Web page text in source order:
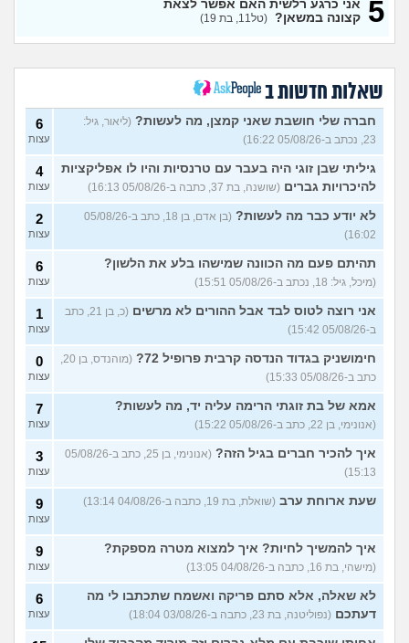
מה התפקיד? (הי, בן 19)
מנהל רשת בחיל התקשוב או
לוחם הגנה אווירית?
בן 19)
שתי אופציות קשות לפני
השירות בצה"ל (ניצן, בן 18)
2
עצות
התנשקתי עם מישהו מהבסיס
מרגישה לגבי זה (תמר, בת 20)
6
אפשרי לקבל מנ״תית בסירוב
בבאקום?
(ליה, בת 20)
0
עצות
מסלול אופק מודיעין - האם
2
מה לסמן בשאלון העדפות אם
אני לא רוצה קרבי?
1
עוד שאלות חדשות במדור
5
אני כרגע רלשית האם אפשר לצאת
קצונה במשאן? (טל11, בת 19)
שאלות חדשות ב
חברה שלי חושבת שאני קמצן, מה לעשות? (ליאור, גיל:
23, נכתב ב-05/08/26 16:22)
6
עצות
גיליתי שבן זוגי היה בעבר עם טרנסיות והיו לו אפליקציות
להיכרויות גברים (שושנה, בת 37, כתבה ב-05/08/26 16:13)
4
עצות
לא יודע כבר מה לעשות?
(בן אדם, בן 18, כתב ב-05/08/26
16:02)
2
עצות
תהיתם פעם מה הכוונה שמישהו בלע את הלשון?
(מיכל, גיל: 18, נכתב ב-05/08/26 15:51)
6
עצות
אני רוצה לטוס לבד אבל ההורים לא מרשים
(כ, בן 21, כתב
ב-05/08/26 15:42)
1
עצות
חימושניק בגדוד הנדסה קרבית פרופיל 72?
(מוהנדס, בן 20,
כתב ב-05/08/26 15:33)
0
עצות
אמא של בת זוגתי הרימה עליה יד, מה לעשות?
(אנונימי, בן 22, כתב ב-05/08/26 15:22)
7
עצות
איך להכיר חברים בגיל הזה?
(אנונימי, בן 25, כתב ב-05/08/26
15:13)
3
עצות
שעת ארוחת ערב (שואלת, בת 19, כתבה ב-04/08/26 13:14) 9
עצות
איך להמשיך לחיות? איך למצוא מטרה מספקת?
(מישהי, בת 16, כתבה ב-04/08/26 13:05)
9
עצות
לא שאלה, אלא סתם פריקה ואשמח שתכתבו לי מה
דעתכם (נפוליטנה, בת 23, כתבה ב-03/08/26 18:04)
6
עצות